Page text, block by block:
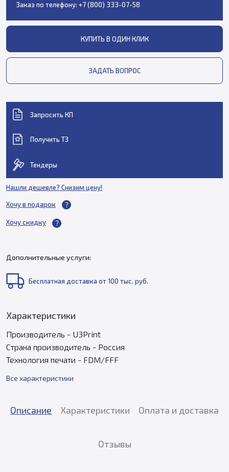
Заказ по телефону: +7 (800) 333-07-58
КУПИТЬ В ОДИН КЛИК
ЗАДАТЬ ВОПРОС
Запросить КП
Получить ТЗ
Тендеры
Нашли дешевле? Снизим цену!
Хочу в подарок
Хочу скидку
Дополнительные услуги:
Бесплатная доставка от 100 тыс. руб.
Характеристики
Производитель - U3Print
Страна производитель - Россия
Технология печати - FDM/FFF
Все характеристики
Описание Характеристики Оплата и доставка
Отзывы